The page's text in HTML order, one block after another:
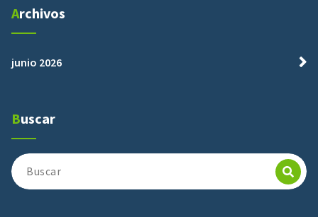
Archivos
junio 2026
Buscar
Buscar: